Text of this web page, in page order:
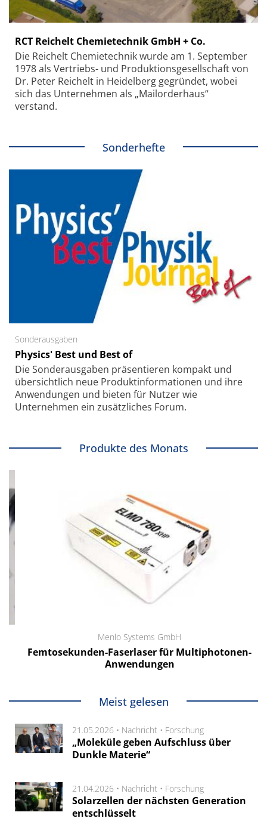
RCT Reichelt Chemietechnik GmbH + Co.
Die Reichelt Chemietechnik wurde am 1. September
1978 als Vertriebs- und Produktionsgesellschaft von
Dr. Peter Reichelt in Heidelberg gegründet, wobei
sich das Unternehmen als „Mailorderhaus“
verstand.
Sonderhefte
Sonderausgaben
Physics' Best und Best of
Die Sonder­ausgaben präsentieren kompakt und
übersichtlich neue Produkt­informationen und ihre
Anwendungen und bieten für Nutzer wie
Unternehmen ein zusätzliches Forum.
Produkte des Monats
Menlo Systems GmbH
Femtosekunden-Faserlaser für Multiphotonen-
Anwendungen
Meist gelesen
21.05.2026 • Nachricht • Forschung
„Moleküle geben Aufschluss über
Dunkle Materie“
21.04.2026 • Nachricht • Forschung
Solarzellen der nächsten Generation
entschlüsselt